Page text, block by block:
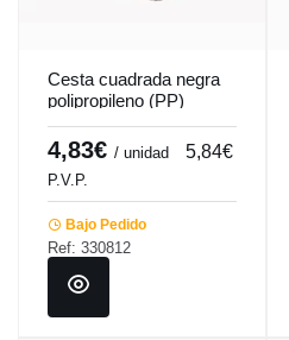
Cesta cuadrada negra
polipropileno (PP)
19x19x7,6 cm Twiggy
Pro.mundi
4,83€ / unidad 5,84€
P.V.P.
Bajo Pedido
Ref: 330812